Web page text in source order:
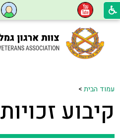
עמוד הבית>
קיבוע זכויות